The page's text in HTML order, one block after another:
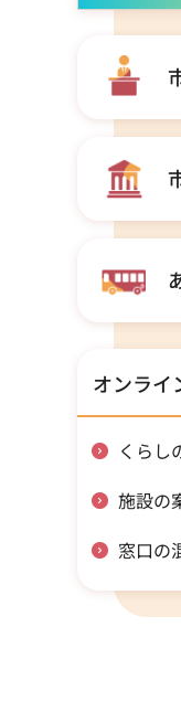
オンライ
くらし
施設の
窓口の